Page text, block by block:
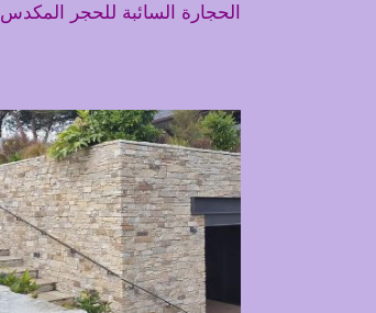
الحجارة السائبة للحجر المكدس